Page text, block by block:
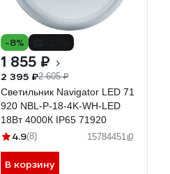
-8%
1 855 ₽
2 395 ₽2 605 ₽
Светильник Navigator LED 71
920 NBL-P-18-4K-WH-LED
18Вт 4000К IP65 71920
4.9(8) 15784451
В корзину